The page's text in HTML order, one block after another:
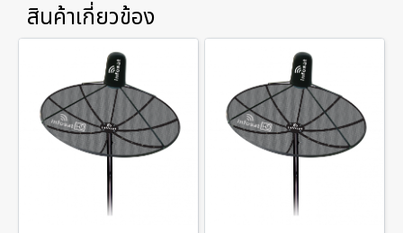
สินค้าเกี่ยวข้อง